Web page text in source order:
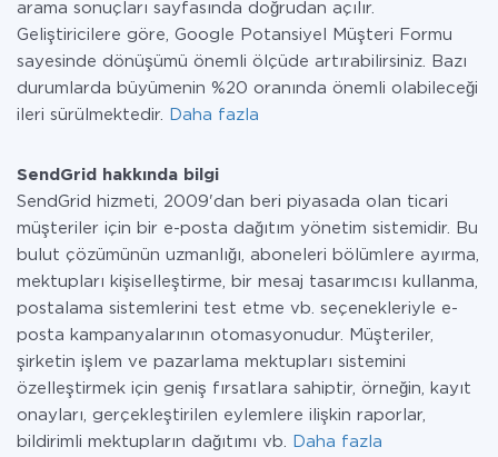
arama sonuçları sayfasında doğrudan açılır.
Geliştiricilere göre, Google Potansiyel Müşteri Formu
sayesinde dönüşümü önemli ölçüde artırabilirsiniz. Bazı
durumlarda büyümenin %20 oranında önemli olabileceği
ileri sürülmektedir.
Daha fazla
SendGrid hakkında bilgi
SendGrid hizmeti, 2009'dan beri piyasada olan ticari
müşteriler için bir e-posta dağıtım yönetim sistemidir. Bu
bulut çözümünün uzmanlığı, aboneleri bölümlere ayırma,
mektupları kişiselleştirme, bir mesaj tasarımcısı kullanma,
postalama sistemlerini test etme vb. seçenekleriyle e-
posta kampanyalarının otomasyonudur. Müşteriler,
şirketin işlem ve pazarlama mektupları sistemini
özelleştirmek için geniş fırsatlara sahiptir, örneğin, kayıt
onayları, gerçekleştirilen eylemlere ilişkin raporlar,
bildirimli mektupların dağıtımı vb.
Daha fazla